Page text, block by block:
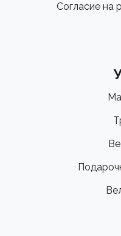
Согласие на